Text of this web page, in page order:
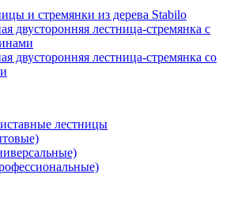
и стремянки из дерева Stabilo
двусторонняя лестница-стремянка с
двусторонняя лестница-стремянка со
лестницы